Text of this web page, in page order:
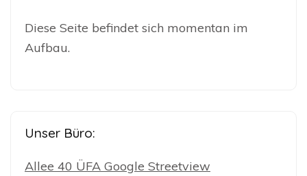
Diese Seite befindet sich momentan im
Aufbau.
Unser Büro:
Allee 40 ÜFA Google Streetview